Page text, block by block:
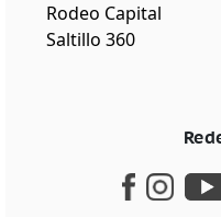
Rodeo Capital
Saltillo 360